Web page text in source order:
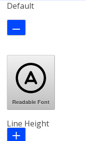
Default
Readable Font
Line Height